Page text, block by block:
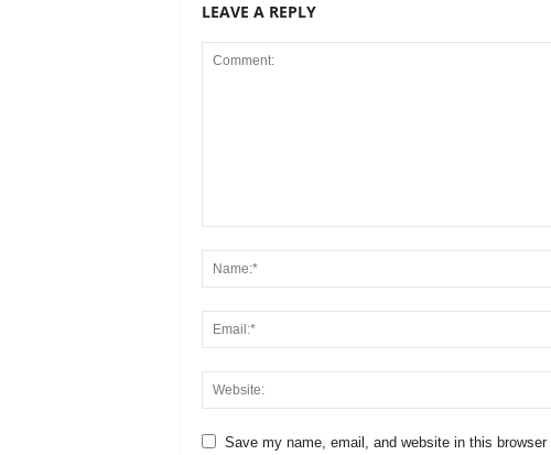
LEAVE A REPLY
Save my name, email, and website in this